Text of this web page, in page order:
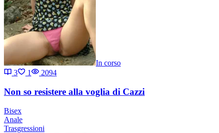
In corso
3
1 2094
Non so resistere alla voglia di Cazzi
Bisex
Anale
Trasgressioni